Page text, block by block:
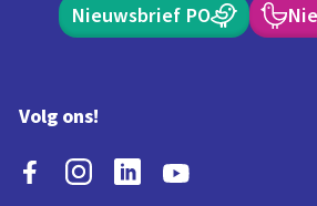
Nieuwsbrief PO
Volg ons!